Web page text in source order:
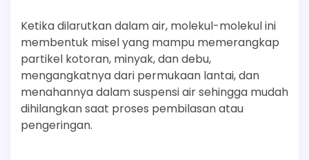
Ketika dilarutkan dalam air, molekul-molekul ini
membentuk misel yang mampu memerangkap
partikel kotoran, minyak, dan debu,
mengangkatnya dari permukaan lantai, dan
menahannya dalam suspensi air sehingga mudah
dihilangkan saat proses pembilasan atau
pengeringan.